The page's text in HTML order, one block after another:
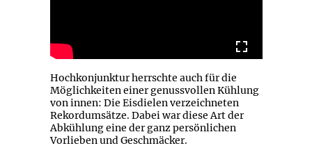
Hochkonjunktur herrschte auch für die
Möglichkeiten einer genussvollen Kühlung
von innen: Die Eisdielen verzeichneten
Rekordumsätze. Dabei war diese Art der
Abkühlung eine der ganz persönlichen
Vorlieben und Geschmäcker.